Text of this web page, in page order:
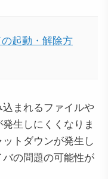
の起動・解除方
まれるファイルや
生しにくくなりま
トダウンが発生し
の問題の可能性が